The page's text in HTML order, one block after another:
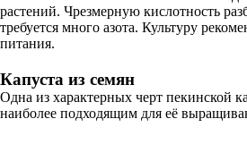
растений. Чрезмерную кислотность
требуется много азота. Культуру
питания.
Капуста из семян
Одна из характерных черт пекинской
наиболее подходящим для её